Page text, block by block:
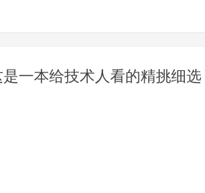
一本给技术人看的精挑细选